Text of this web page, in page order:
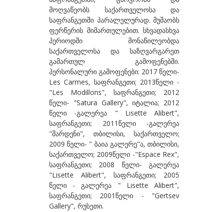
გაბიანი ირინა
გაგოშიძე გიორგი
გაგოშიძე ნანა
გაგოშიძე ნინო
გამსახურდია ნინა
გეგია ალექსი
გველესიანი მაგდა
გვეტაძე თეა
გზირიშვილი ანა
გუგენჰეიმი ბეგი
გულიშვილი ზურაბ
მოღვაწეობს საქართველოსა და
საფრანგეთში პარალელურად. მუშაობს
ფერწერის მიმართულებით. სხვადასხვა
პერიოდში მონაწილეობდა
საქართველოსა და საზღვარგარეთ
გამართულ გამოფენებში.
პერსონალური გამოფენები: 2017 წელი-
Les Carmes, საფრანგეთი; 2013წელი -
"Les Modillons", საფრანგეთი; 2012
წელი- "Satura Gallery", იტალია; 2012
წელი -გალერეა " Lisette Alibert",
საფრანგეთი; 2011წელი -გალერეა
"შარდენი", თბილისი, საქართველო;
2009 წელი- " ბაია გალერე"ა, თბილისი,
საქართველო; 2009წელი -"Espace Rex",
საფრანგეთი; 2008 წელი- გალერეა
"Lisette Alibert", საფრანგეთი; 2005
წელი - გალერეა " Lisette Alibert",
საფრანგეთი; 2001წელი - "Gertsev
Gallery", რუსეთი.